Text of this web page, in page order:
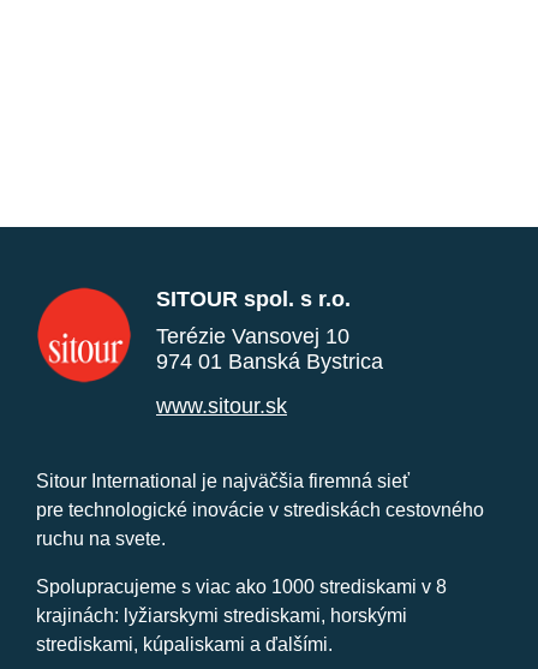
SITOUR spol. s r.o.
Terézie Vansovej 10
974 01 Banská Bystrica
www.sitour.sk
Sitour International je najväčšia firemná sieť
pre technologické inovácie v strediskách cestovného
ruchu na svete.
Spolupracujeme s viac ako 1000 strediskami v 8
krajinách: lyžiarskymi strediskami, horskými
strediskami, kúpaliskami a ďalšími.